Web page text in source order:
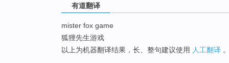
有道翻译
mister fox game
狐狸先生游戏
以上为机器翻译结果，长、整句建议使用 人工翻译